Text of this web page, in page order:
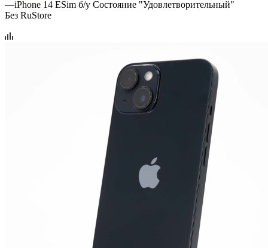
—iPhone 14 ESim б/у Состояние "Удовлетворительный"
Без RuStore